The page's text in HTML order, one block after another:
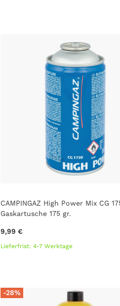
CAMPINGAZ High Power Mix CG
Gaskartusche 175 gr.
9,99 €
Lieferfrist: 4-7 Werktage
-28%